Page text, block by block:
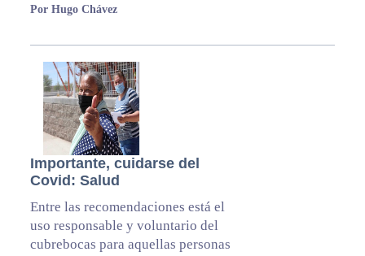
Por Hugo Chávez
Importante, cuidarse del
Covid: Salud
Entre las recomendaciones está el
uso responsable y voluntario del
cubrebocas para aquellas personas